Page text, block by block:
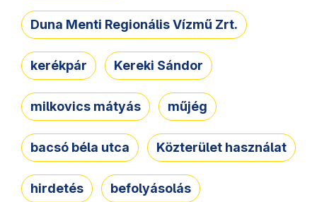
Duna Menti Regionális Vízmű Zrt.
kerékpár Kereki Sándor
milkovics mátyás műjég
bacsó béla utca Közterület használat
hirdetés befolyásolás